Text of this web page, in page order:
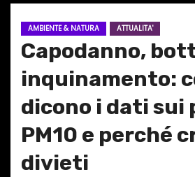
AMBIENTE & NATURA ATTUALITA'
Capodanno,
inquinamento:
dicono i dati sui
PM10 e perché
divieti